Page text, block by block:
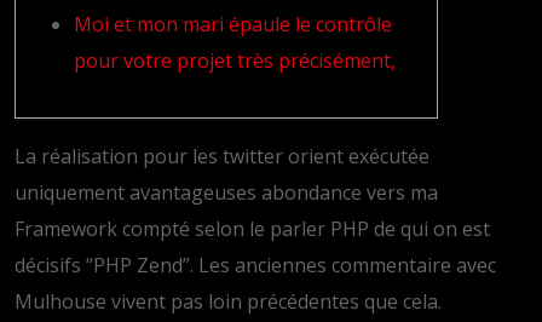
Moi et mon mari épaule le contrôle
pour votre projet très précisément,
La réalisation pour les twitter orient exécutée
uniquement avantageuses abondance vers ma
Framework compté selon le parler PHP de qui on est
décisifs “PHP Zend”. Les anciennes commentaire avec
Mulhouse vivent pas loin précédentes que cela.